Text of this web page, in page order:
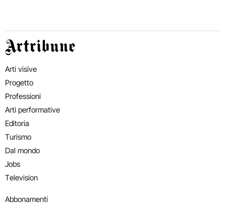
Artribune
Arti visive
Progetto
Professioni
Arti performative
Editoria
Turismo
Dal mondo
Jobs
Television
Abbonamenti